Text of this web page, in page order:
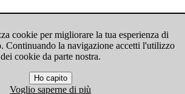
cookie per migliorare la tua esperienza di
Continuando la navigazione accetti l'utilizzo
dei cookie da parte nostra.
Ho capito
Voglio saperne di più